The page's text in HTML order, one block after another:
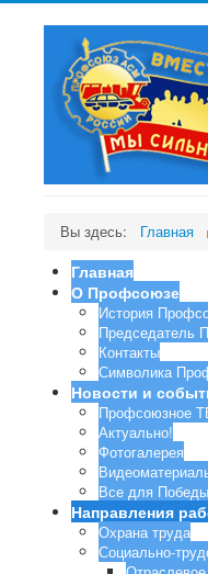
Вы здесь: Главная
Главная
О Профсоюзе
История
Председатель
Контакты
Символика
Новости и
Профсоюзное
Актуально!
Фотогалерея
Все для Победы
Направления
Охрана труда
Социально-